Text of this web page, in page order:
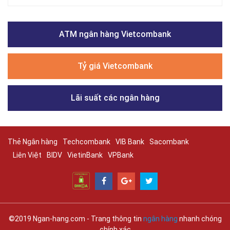
ATM ngân hàng Vietcombank
Tỷ giá Vietcombank
Lãi suất các ngân hàng
Thẻ Ngân hàng Techcombank VIB Bank
Sacombank
Liên Việt
BIDV VietinBank VPBank
©2019 Ngan-hang.com - Trang thông tin ngân hàng nhanh chóng